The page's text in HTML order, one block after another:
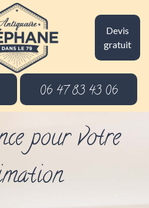
Devis
gratuit
06 47 83 43 06
pour votre